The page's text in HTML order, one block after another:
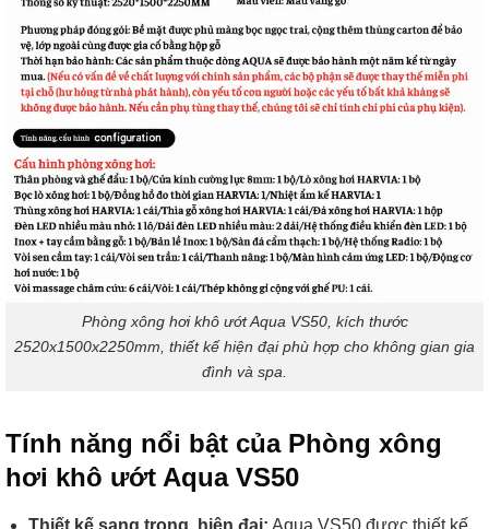
Phòng xông hơi khô ướt Aqua VS50, kích thước
2520x1500x2250mm, thiết kế hiện đại phù hợp cho không gian gia
đình và spa.
Tính năng nổi bật của Phòng xông
hơi khô ướt Aqua VS50